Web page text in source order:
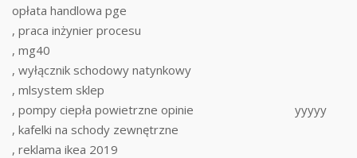
opłata handlowa pge
, praca inżynier procesu
, mg40
, wyłącznik schodowy natynkowy
, mlsystem sklep
, pompy ciepła powietrzne opinie
, kafelki na schody zewnętrzne
, reklama ikea 2019
yyyyy